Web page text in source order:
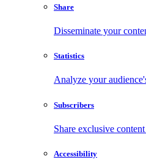
Share
Disseminate your
Statistics
Analyze your
Subscribers
Share exclusive
Accessibility